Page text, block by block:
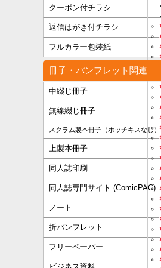
クーポン付チラシ
返信はがき付チラシ
フルカラー包装紙
冊子・パンフレット関連
中綴じ冊子
無線綴じ冊子
スクラム製本冊子（ホッチキスなし）
上製本冊子
同人誌印刷
同人誌専門サイト (ComicPAC)
ノート
折パンフレット
フリーペーパー